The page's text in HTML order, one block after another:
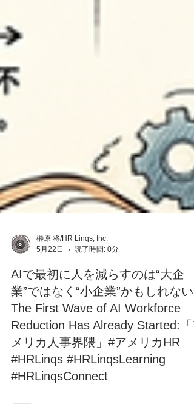
榊原 将/HR Linqs, Inc.
5月22日
読了時間: 0分
AIで最初に人を減らすのは“大企
業”ではなく“小企業”かもしれない /
The First Wave of AI Workforce
Reduction Has Already Started:「
メリカ人事界隈」#アメリカHR